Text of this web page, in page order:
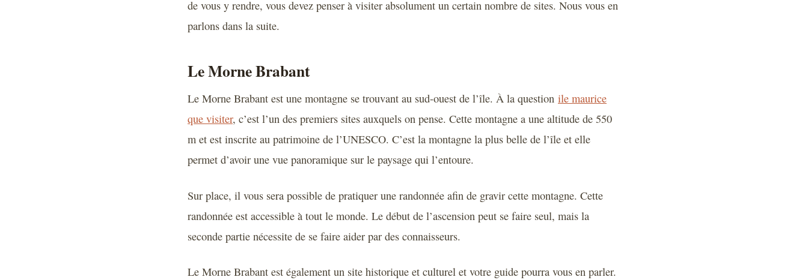
de vous y rendre, vous devez penser à visiter absolument un certain nombre de sites. Nous vous en
parlons dans la suite.
Le Morne Brabant
Le Morne Brabant est une montagne se trouvant au sud-ouest de l’île. À la question ile maurice
que visiter, c’est l’un des premiers sites auxquels on pense. Cette montagne a une altitude de 550
m et est inscrite au patrimoine de l’UNESCO. C’est la montagne la plus belle de l’île et elle
permet d’avoir une vue panoramique sur le paysage qui l’entoure.
Sur place, il vous sera possible de pratiquer une randonnée afin de gravir cette montagne. Cette
randonnée est accessible à tout le monde. Le début de l’ascension peut se faire seul, mais la
seconde partie nécessite de se faire aider par des connaisseurs.
Le Morne Brabant est également un site historique et culturel et votre guide pourra vous en parler.